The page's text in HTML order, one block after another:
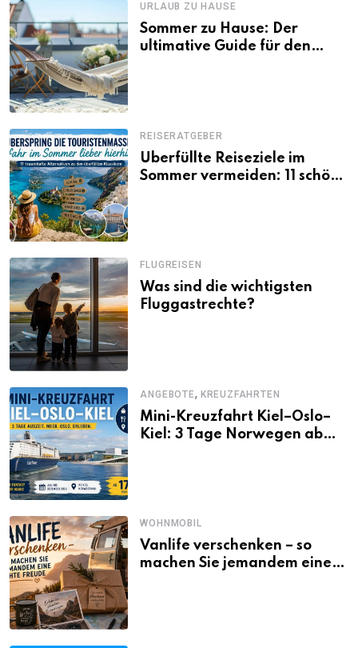
URLAUB ZU HAUSE
Sommer zu Hause: Der
ultimative Guide für den
REISERATGEBER
Überfüllte Reiseziele im
Sommer vermeiden: 11 schöne
FLUGREISEN
Was sind die wichtigsten
Fluggastrechte?
ANGEBOTE, KREUZFAHRTEN
Mini-Kreuzfahrt Kiel–Oslo–
Kiel: 3 Tage Norwegen ab
WOHNMOBIL
Vanlife verschenken – so
machen Sie jemandem eine